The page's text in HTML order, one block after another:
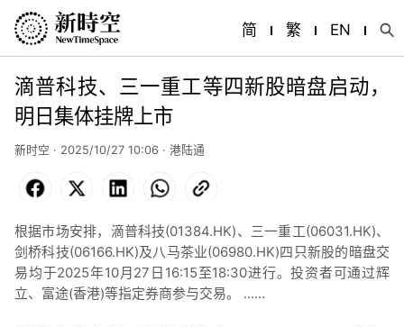
简 繁 EN
滴普科技、三一重工等四新股暗盘启动，
明日集体挂牌上市
新时空 · 2025/10/27 10:06 · 港陆通
Facebook LinkedIn WhatsApp
根据市场安排，滴普科技(01384.HK)、三一重工(06031.HK)、
剑桥科技(06166.HK)及八马茶业(06980.HK)四只新股的暗盘交
易均于2025年10月27日16:15至18:30进行。投资者可通过辉
立、富途(香港)等指定券商参与交易。 ......